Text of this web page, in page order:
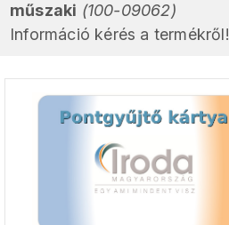
műszaki (100-09062)
Információ kérés a termékről!